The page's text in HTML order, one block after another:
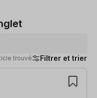
trouvé Filtrer et trier